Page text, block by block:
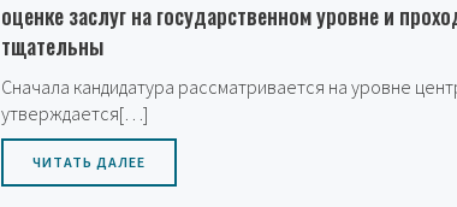
оценке заслуг на государственном уровне и
тщательны
Сначала кандидатура рассматривается на уровне
утверждается[…]
ЧИТАТЬ ДАЛЕЕ